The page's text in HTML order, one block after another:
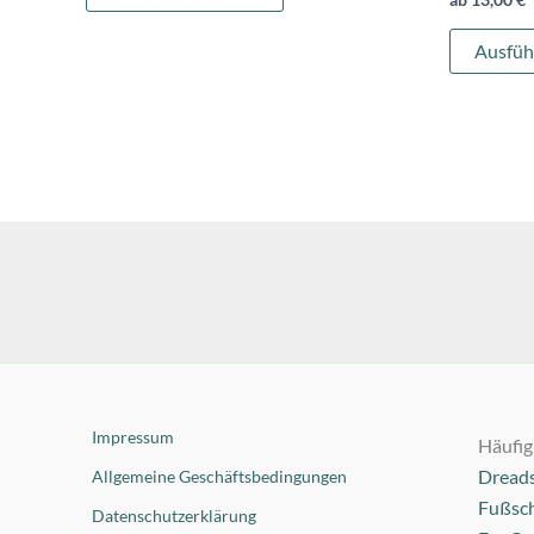
Impressum
Allgemeine Geschäftsbedingungen
Datenschutzerklärung